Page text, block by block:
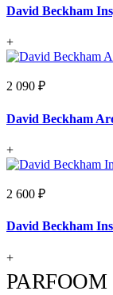
David Beckham
+
2 090 ₽
David Beckham
+
2 600 ₽
David Beckham
+